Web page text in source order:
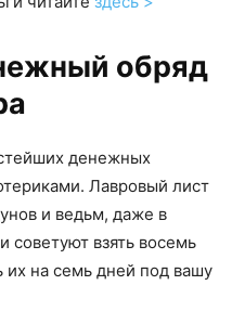
обряд
денежных
Лавровый лист
и ведьм, даже в
взять восемь
их на семь дней под вашу